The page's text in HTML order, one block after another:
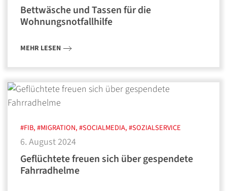
Bettwäsche und Tassen für die
Wohnungsnotfallhilfe
MEHR LESEN
#FIB, #MIGRATION, #SOCIALMEDIA, #SOZIALSERVICE
6. August 2024
Geflüchtete freuen sich über gespendete
Fahrradhelme